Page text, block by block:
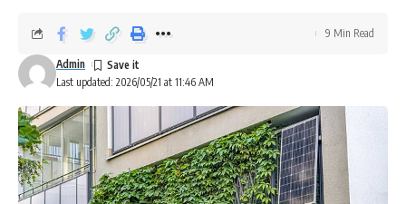
Last updated: 2026/05/21 at 11:46 AM
Admin
9 Min Read